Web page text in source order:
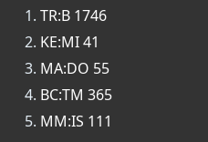
TR:B 1746
KE:MI 41
MA:DO 55
BC:TM 365
MM:IS 111